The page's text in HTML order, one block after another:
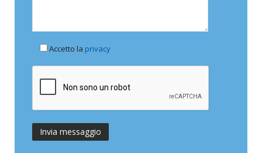
Accetto la privacy